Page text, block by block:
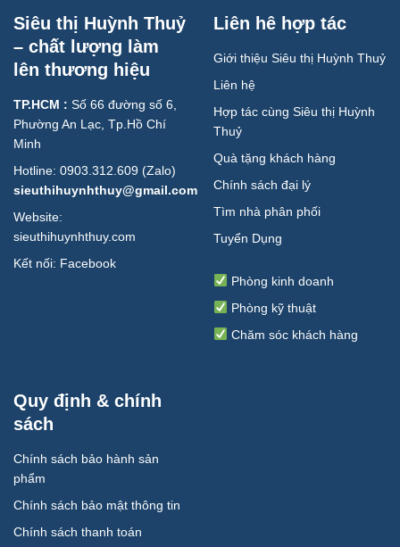
Siêu thị Huỳnh Thuỷ
– chất lượng làm
lên thương hiệu
TP.HCM : Số 66 đường số 6,
Phường An Lạc, Tp.Hồ Chí
Minh
Hotline: 0903.312.609 (Zalo)
sieuthihuynhthuy@gmail.com
Website:
sieuthihuynhthuy.com
Kết nối: Facebook
Liên hê hợp tác
Giới thiệu Siêu thị Huỳnh Thuỷ
Liên hệ
Hợp tác cùng Siêu thị Huỳnh
Thuỷ
Quà tặng khách hàng
Chính sách đại lý
Tìm nhà phân phối
Tuyển Dụng
Phòng kinh doanh
Phòng kỹ thuật
Chăm sóc khách hàng
Quy định & chính
sách
Chính sách bảo hành sản
phẩm
Chính sách bảo mật thông tin
Chính sách thanh toán